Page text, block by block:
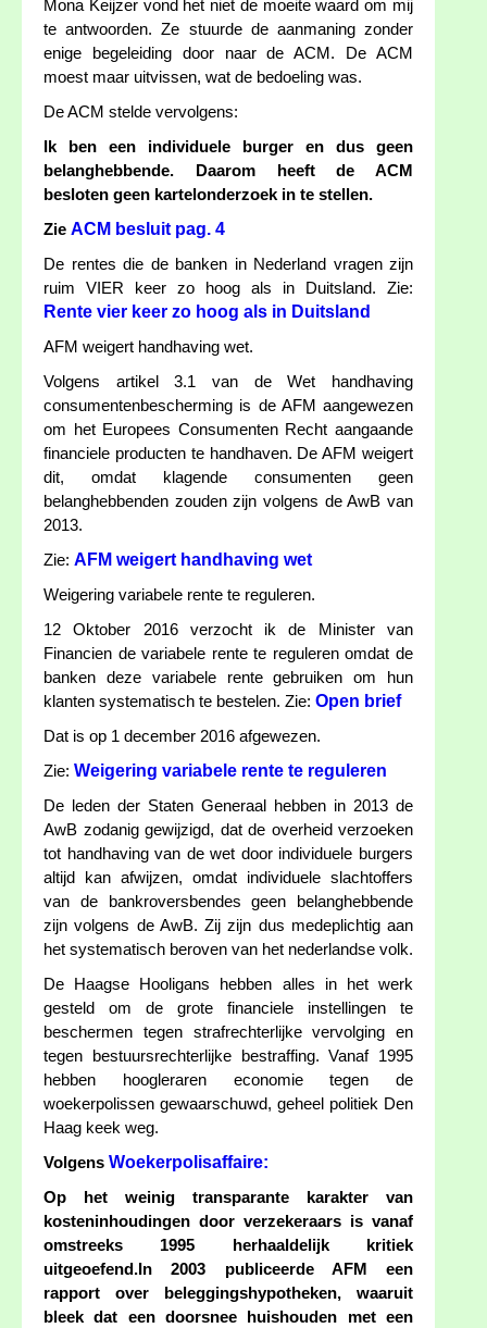
Mona Keijzer vond het niet de moeite waard om mij
te antwoorden. Ze stuurde de aanmaning zonder
enige begeleiding door naar de ACM. De ACM
moest maar uitvissen, wat de bedoeling was.
De ACM stelde vervolgens:
Ik ben een individuele burger en dus geen
belanghebbende. Daarom heeft de ACM
besloten geen kartelonderzoek in te stellen.
Zie ACM besluit pag. 4
De rentes die de banken in Nederland vragen zijn
ruim VIER keer zo hoog als in Duitsland. Zie:
Rente vier keer zo hoog als in Duitsland
AFM weigert handhaving wet.
Volgens artikel 3.1 van de Wet handhaving
consumentenbescherming is de AFM aangewezen
om het Europees Consumenten Recht aangaande
financiele producten te handhaven. De AFM weigert
dit, omdat klagende consumenten geen
belanghebbenden zouden zijn volgens de AwB van
2013.
Zie: AFM weigert handhaving wet
Weigering variabele rente te reguleren.
12 Oktober 2016 verzocht ik de Minister van
Financien de variabele rente te reguleren omdat de
banken deze variabele rente gebruiken om hun
klanten systematisch te bestelen. Zie: Open brief
Dat is op 1 december 2016 afgewezen.
Zie: Weigering variabele rente te reguleren
De leden der Staten Generaal hebben in 2013 de
AwB zodanig gewijzigd, dat de overheid verzoeken
tot handhaving van de wet door individuele burgers
altijd kan afwijzen, omdat individuele slachtoffers
van de bankroversbendes geen belanghebbende
zijn volgens de AwB. Zij zijn dus medeplichtig aan
het systematisch beroven van het nederlandse volk.
De Haagse Hooligans hebben alles in het werk
gesteld om de grote financiele instellingen te
beschermen tegen strafrechterlijke vervolging en
tegen bestuursrechterlijke bestraffing. Vanaf 1995
hebben hoogleraren economie tegen de
woekerpolissen gewaarschuwd, geheel politiek Den
Haag keek weg.
Volgens Woekerpolisaffaire:
Op het weinig transparante karakter van
kosteninhoudingen door verzekeraars is vanaf
omstreeks 1995 herhaaldelijk kritiek
uitgeoefend.In 2003 publiceerde AFM een
rapport over beleggingshypotheken, waaruit
bleek dat een doorsnee huishouden met een